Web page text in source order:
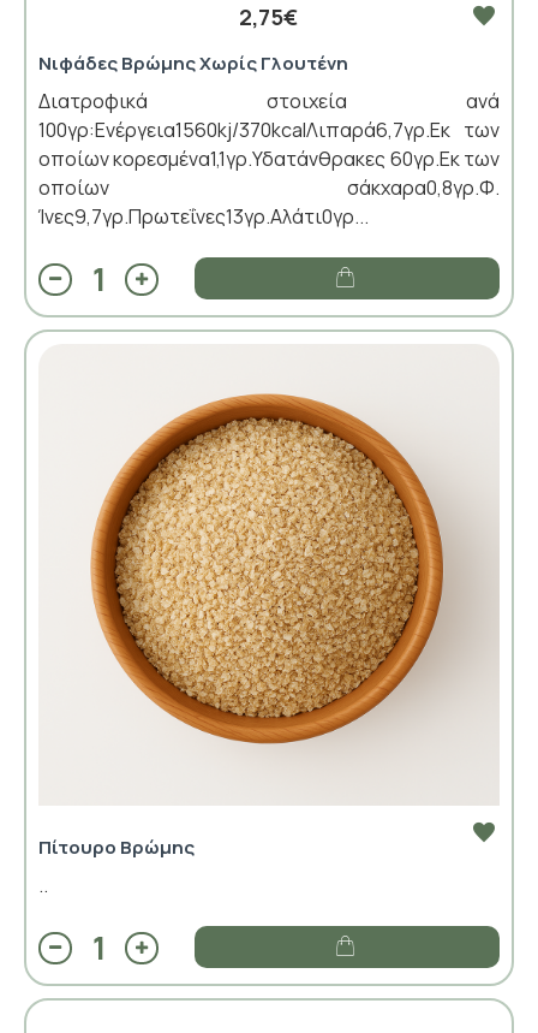
2,75€
Νιφάδες Βρώμης Χωρίς Γλουτένη
Διατροφικά στοιχεία ανά
100γρ:Ενέργεια1560kj/370kcalΛιπαρά6,7γρ.Εκ των
οποίων κορεσμένα1,1γρ.Υδατάνθρακες 60γρ.Εκ των
οποίων σάκχαρα0,8γρ.Φ.
Ίνες9,7γρ.Πρωτεΐνες13γρ.Αλάτι0γρ...
Πίτουρο Βρώμης
..